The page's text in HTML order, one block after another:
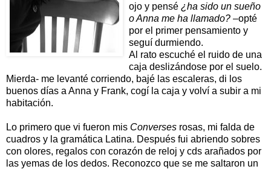
ojo y pensé ¿ha sido un sueño
o Anna me ha llamado? –opté
por el primer pensamiento y
seguí durmiendo.
Al rato escuché el ruido de una
caja deslizándose por el suelo.
Mierda- me levanté corriendo, bajé las escaleras, di los
buenos días a Anna y Frank, cogí la caja y volví a subir a mi
habitación.
Lo primero que vi fueron mis Converses rosas, mi falda de
cuadros y la gramática Latina. Después fui abriendo sobres
con olores, regalos con corazón de reloj y cds arañados por
las yemas de los dedos. Reconozco que se me saltaron un